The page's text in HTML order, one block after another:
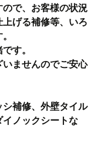
で、お客様の状況
げる補修等、いろ
す。
ませんのでご安心
補修、外壁タイル
ノックシートな